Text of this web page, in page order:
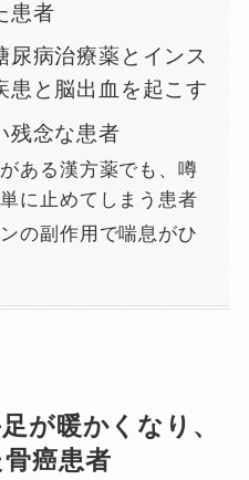
患者
尿病治療薬とインス
患と脳出血を起こす
残念な患者
ある漢方薬でも、噂
に止めてしまう患者
の副作用で喘息がひ
が暖かくなり、
癌患者